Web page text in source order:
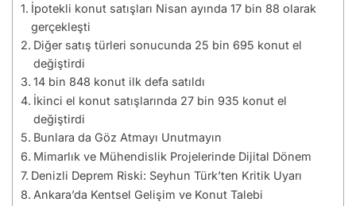
İpotekli konut satışları Nisan ayında 17 bin 88 olarak
gerçekleşti
Diğer satış türleri sonucunda 25 bin 695 konut el
değiştirdi
14 bin 848 konut ilk defa satıldı
İkinci el konut satışlarında 27 bin 935 konut el
değiştirdi
Bunlara da Göz Atmayı Unutmayın
Mimarlık ve Mühendislik Projelerinde Dijital Dönem
Denizli Deprem Riski: Seyhun Türk’ten Kritik Uyarı
Ankara’da Kentsel Gelişim ve Konut Talebi